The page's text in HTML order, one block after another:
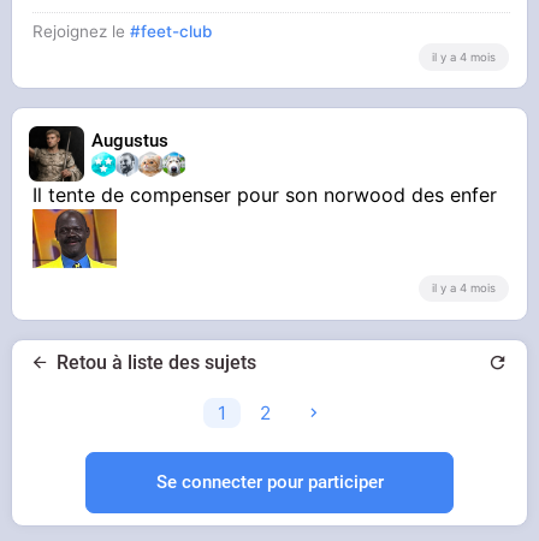
Rejoignez le#feet-club
il y a 4 mois
Augustus
Il tente de compenser pour son norwood des enfer
il y a 4 mois
Retou à liste des sujets
1 2
Se connecter pour participer